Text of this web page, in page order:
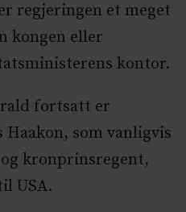
regjeringen et meget
kongen eller
kontor.
fortsatt er
som vanligvis
kronprinsregent,
USA.